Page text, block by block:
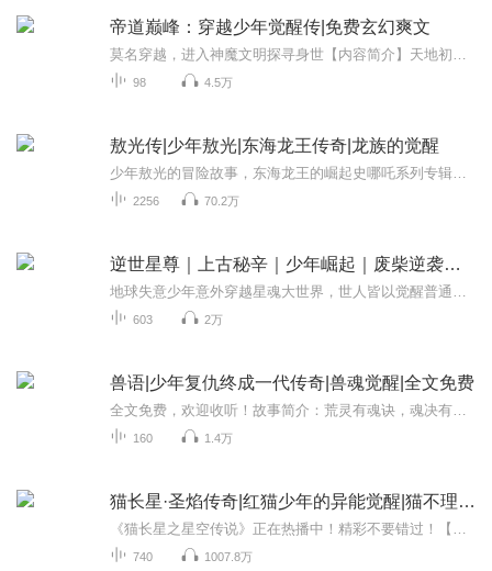
帝道巅峰：穿越少年觉醒传|免费玄幻爽文
98 4.5万
敖光传|少年敖光|东海龙王传奇|龙族的觉醒
2256 70.2万
逆世星尊｜上古秘辛｜少年崛起｜废柴逆袭｜星魂觉醒
603 2万
兽语|少年复仇终成一代传奇|兽魂觉醒|全文免费
160 1.4万
猫长星·圣焰传奇|红猫少年的异能觉醒|猫不理故事
740 1007.8万